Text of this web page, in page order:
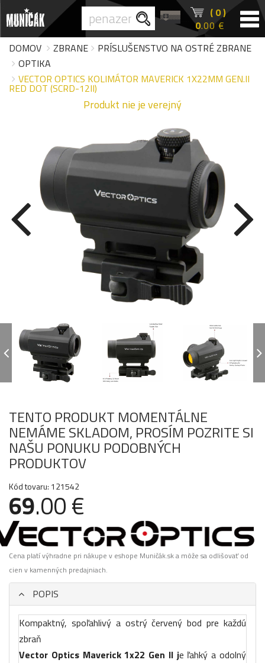
( 0 )
0.00 €
DOMOV
ZBRANE
PRÍSLUŠENSTVO NA OSTRÉ ZBRANE
OPTIKA
VECTOR OPTICS KOLIMÁTOR MAVERICK 1X22MM GEN.II
RED DOT (SCRD-12II)
Produkt nie je verejný
TENTO PRODUKT MOMENTÁLNE
NEMÁME SKLADOM, PROSÍM POZRITE SI
NAŠU PONUKU PODOBNÝCH
PRODUKTOV
Kód tovaru: 121542
69.00 €
Cena platí výhradne pri nákupe v eshope Muničák.sk a môže sa odlišovať od
cien v kamenných predajniach.
POPIS
Kompaktný, spoľahlivý a ostrý červený bod pre každú
zbraň
Vector Optics Maverick 1x22 Gen II je ľahký a odolný